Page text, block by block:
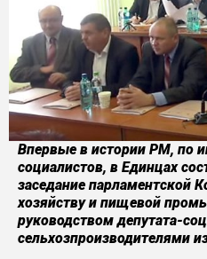
Впервые в истории РМ, по
социалистов, в Единцах
заседание парламентской
хозяйству и пищевой
руководством депутата-
сельхозпроизводителями